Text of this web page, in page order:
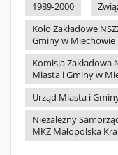
1989-2000
Koło Zakładowe
Gminy w Miechowie
Komisja Zakładowa
Miasta i Gminy w
Urząd Miasta i
Niezależny
MKZ Małopolska